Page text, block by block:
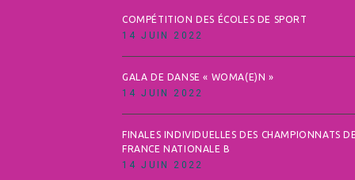
COMPÉTITION DES ÉCOLES DE SPORT
14 JUIN 2022
GALA DE DANSE « WOMA(E)N »
14 JUIN 2022
FINALES INDIVIDUELLES DES CHAMPIONNATS
FRANCE NATIONALE B
14 JUIN 2022